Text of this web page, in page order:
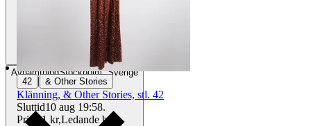
AvhämtningStockholm, Sverige
42 | & Other Stories
Klänning, & Other Stories, stl. 42
Sluttid10 aug 19:58.
Pris:
41 kr,Ledande bud.